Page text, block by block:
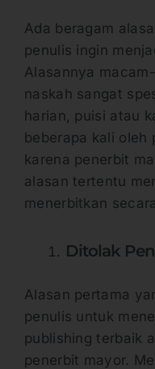
Ada beragam
penulis ingin
Alasannya
naskah sangat
harian, puisi atau
beberapa kali oleh
karena penerbit
alasan tertentu
menerbitkan
Ditolak
Alasan pertama
penulis untuk
publishing terbaik
penerbit mayor.